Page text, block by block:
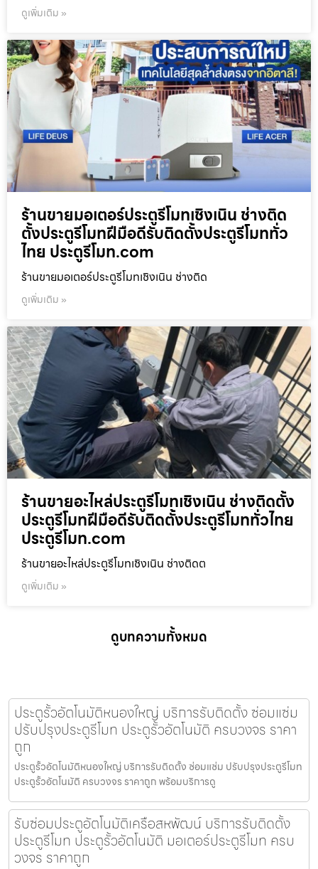
ดูเพิ่มเติม »
ร้านขายมอเตอร์ประตูรีโมทเชิงเนิน ช่างติด
ตั้งประตูรีโมทฝีมือดีรับติดตั้งประตูรีโมททั่ว
ไทย ประตูรีโมท.com
ร้านขายมอเตอร์ประตูรีโมทเชิงเนิน ช่างติด
ดูเพิ่มเติม »
ร้านขายอะไหล่ประตูรีโมทเชิงเนิน ช่างติดตั้ง
ประตูรีโมทฝีมือดีรับติดตั้งประตูรีโมททั่วไทย
ประตูรีโมท.com
ร้านขายอะไหล่ประตูรีโมทเชิงเนิน ช่างติดต
ดูเพิ่มเติม »
ดูบทความทั้งหมด
ประตูรั้วอัตโนมัติหนองใหญ่ บริการรับติดตั้ง ซ่อมแซ่ม
ปรับปรุงประตูรีโมท ประตูรั้วอัตโนมัติ ครบวงจร ราคา
ถูก
ประตูรั้วอัตโนมัติหนองใหญ่ บริการรับติดตั้ง ซ่อมแซ่ม ปรับปรุงประตูรีโมท
ประตูรั้วอัตโนมัติ ครบวงจร ราคาถูก พร้อมบริการดู
รับซ่อมประตูอัตโนมัติเครือสหพัฒน์ บริการรับติดตั้ง
ประตูรีโมท ประตูรั้วอัตโนมัติ มอเตอร์ประตูรีโมท ครบ
วงจร ราคาถูก